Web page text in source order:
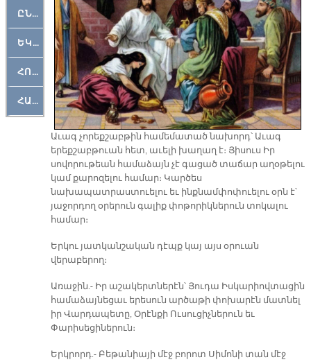
ԸՆԿԵՐԱՄՇԱԿՈՒԹԱՅԻՆ
ԵԿԵՂԵՑԱԿԱՆ
ՀՈԳԵՄՏԱՒՈՐ
ՀԱՐԹԱԿ
Աւագ չորեքշաբթին համեմատած նախորդ՝ Աւագ
երեքշաբթուան հետ, աւելի խաղաղ է։ Յիսուս Իր
սովորութեան համաձայն չէ գացած տաճար աղօթելու
կամ քարոզելու համար։ Կարծես
նախապատրաստուելու եւ ինքնամփոփուելու օրն է՝
յաջորդող օրերուն գալիք փոթորիկներուն տոկալու
համար։
Երկու յատկանշական դէպք կայ այս օրուան
վերաբերող։
Առաջին.- Իր աշակերտներէն՝ Յուդա Իսկարիովտացին
համաձայնեցաւ երեսուն արծաթի փոխարէն մատնել
իր Վարդապետը, Օրէնքի Ուսուցիչներուն եւ
Փարիսեցիներուն։
Երկրորդ.- Բեթանիայի մէջ բորոտ Սիմոնի տան մէջ